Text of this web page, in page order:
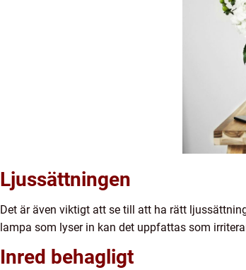
Ljussättningen
Det är även viktigt att se till att ha rätt
lampa som lyser in kan det uppfattas som
Inred behagligt